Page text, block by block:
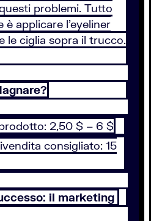
problemi. Tutto
applicare l’eyeliner
le ciglia sopra il trucco.
2,50 $ – 6 $
consigliato: 15
il marketing